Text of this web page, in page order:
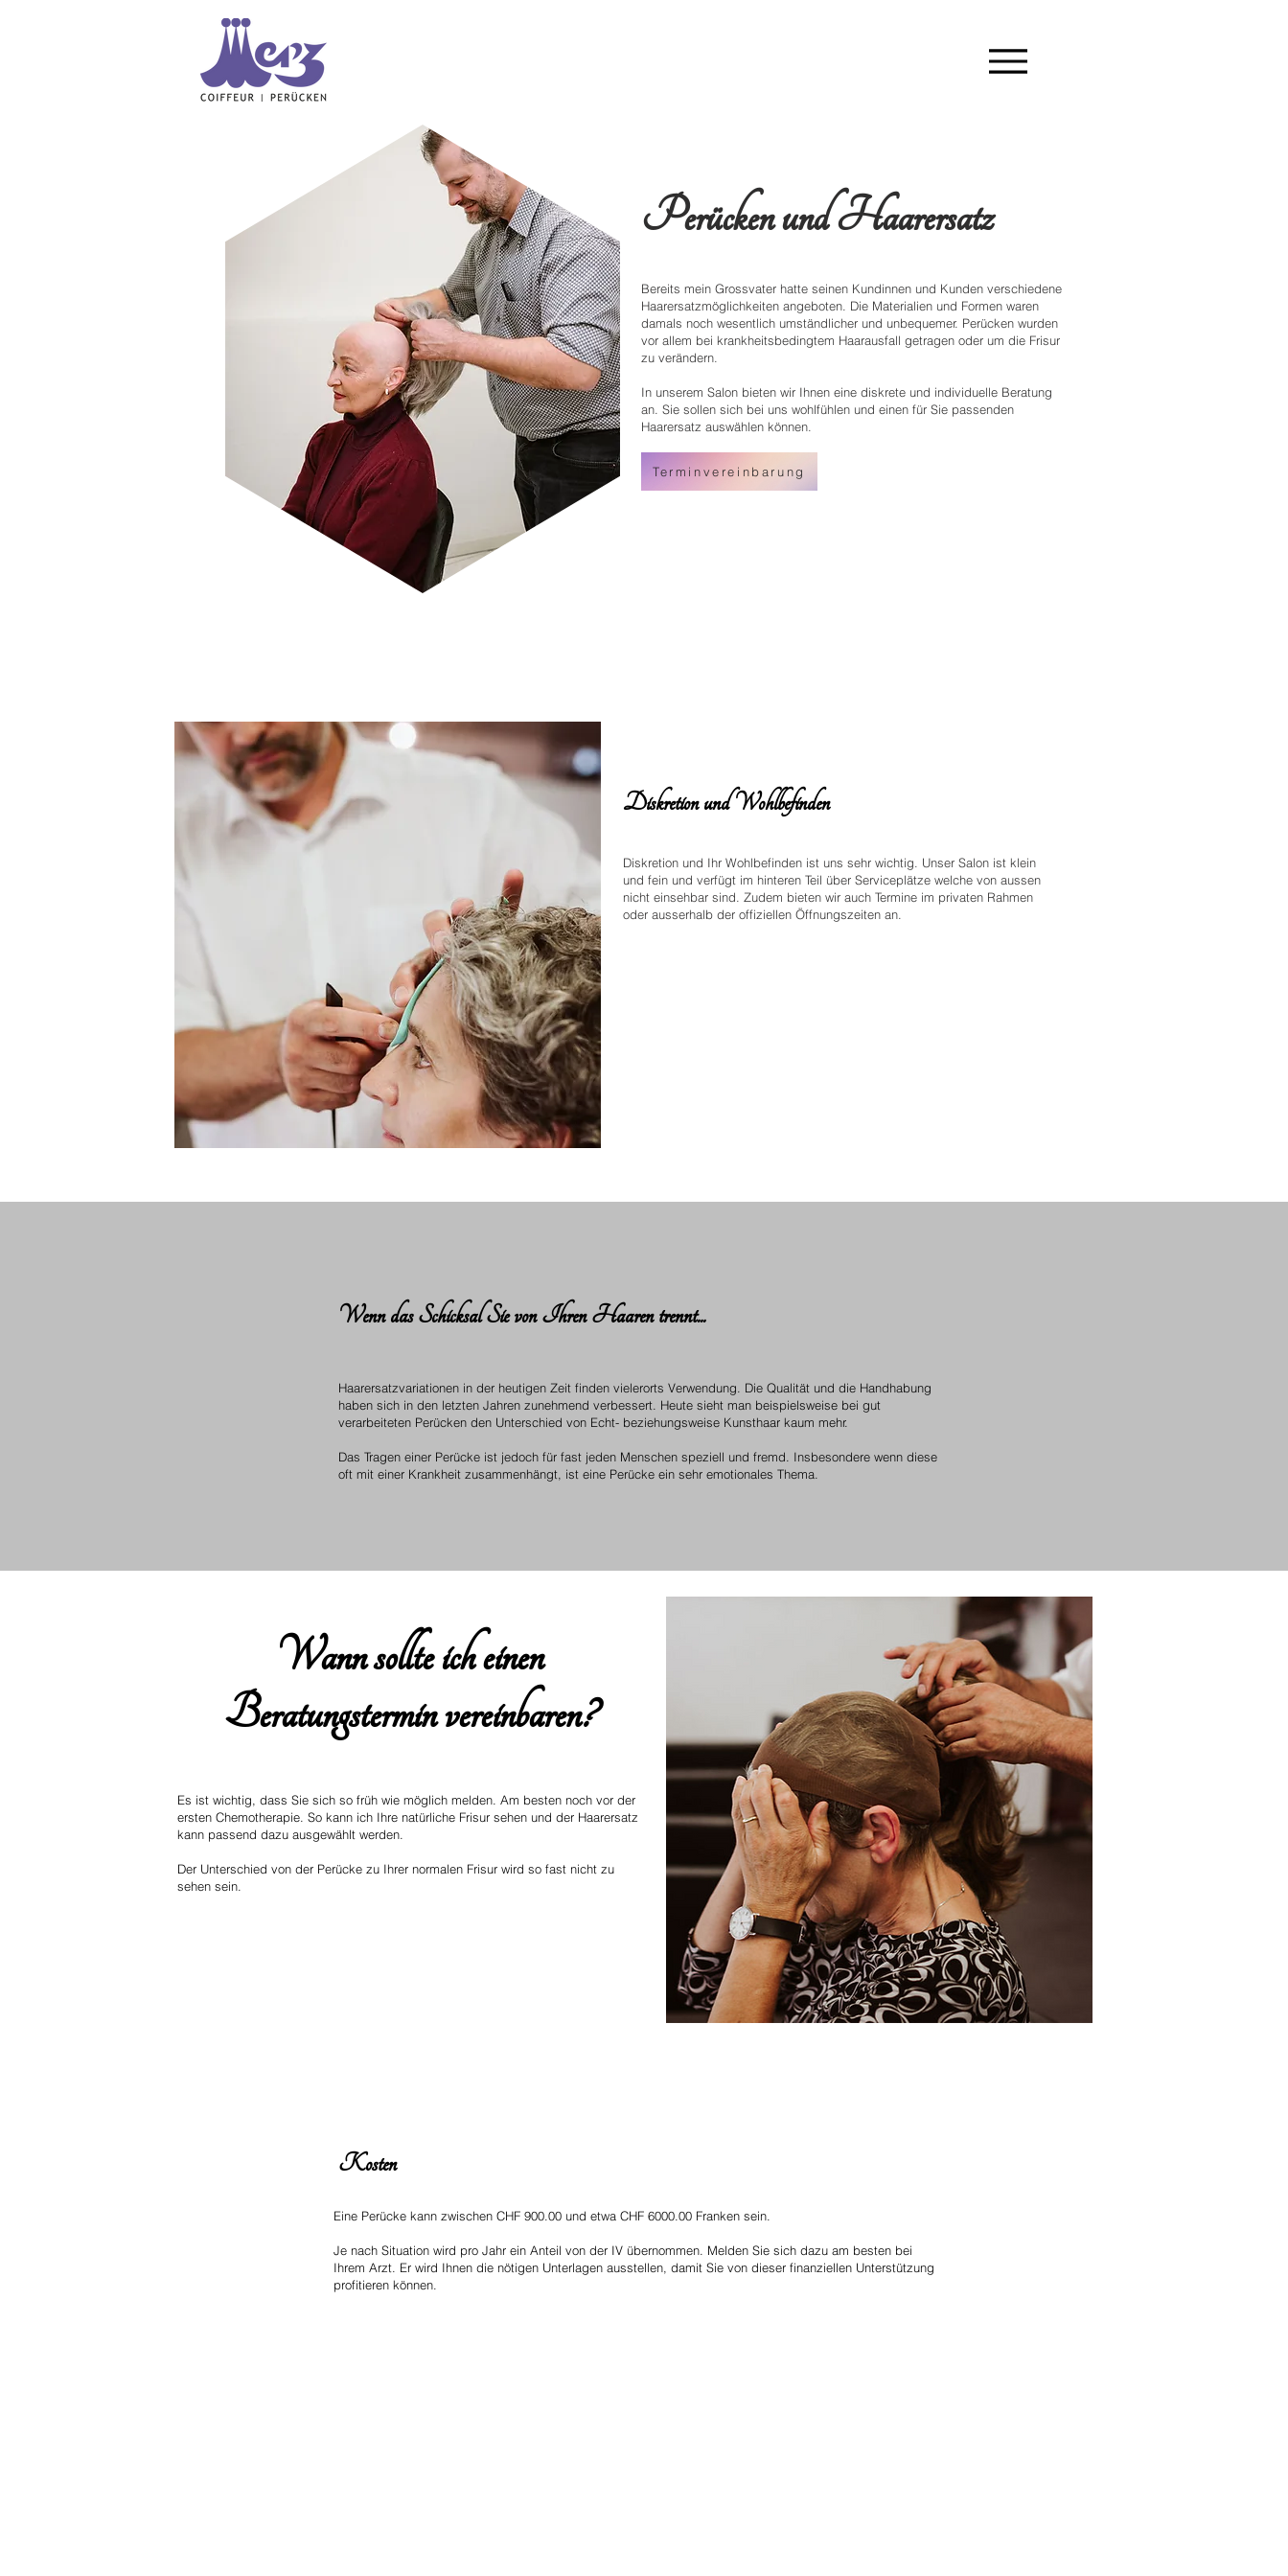
Perücken und Haarersatz
Bereits mein Grossvater hatte seinen Kundinnen und Kunden verschiedene
Haarersatzmöglichkeiten angeboten. Die Materialien und Formen waren
damals noch wesentlich umständlicher und unbequemer. Perücken wurden
vor allem bei krankheitsbedingtem Haarausfall getragen oder um die Frisur
zu verändern.
In unserem Salon bieten wir Ihnen eine diskrete und individuelle Beratung
an. Sie sollen sich bei uns wohlfühlen und einen für Sie passenden
Haarersatz auswählen können.
Terminvereinbarung
Diskretion und Wohlbefinden
Diskretion und Ihr Wohlbefinden ist uns sehr wichtig. Unser Salon ist klein
und fein und verfügt im hinteren Teil über Serviceplätze welche von aussen
nicht einsehbar sind. Zudem bieten wir auch Termine im privaten Rahmen
oder ausserhalb der offiziellen Öffnungszeiten an.
Wenn das Schicksal Sie von Ihren Haaren trennt...
Haarersatzvariationen in der heutigen Zeit finden vielerorts Verwendung. Die Qualität und die Handhabung
haben sich in den letzten Jahren zunehmend verbessert. Heute sieht man beispielsweise bei gut
verarbeiteten Perücken den Unterschied von Echt- beziehungsweise Kunsthaar kaum mehr.
Das Tragen einer Perücke ist jedoch für fast jeden Menschen speziell und fremd. Insbesondere wenn diese
oft mit einer Krankheit zusammenhängt, ist eine Perücke ein sehr emotionales Thema.
Wann sollte ich einen
Beratungstermin vereinbaren?
Es ist wichtig, dass Sie sich so früh wie möglich melden. Am besten noch vor der
ersten Chemotherapie. So kann ich Ihre natürliche Frisur sehen und der Haarersatz
kann passend dazu ausgewählt werden.
Der Unterschied von der Perücke zu Ihrer normalen Frisur wird so fast nicht zu
sehen sein.
Kosten
Eine Perücke kann zwischen CHF 900.00 und etwa CHF 6000.00 Franken sein.
Je nach Situation wird pro Jahr ein Anteil von der IV übernommen. Melden Sie sich dazu am besten bei
Ihrem Arzt. Er wird Ihnen die nötigen Unterlagen ausstellen, damit Sie von dieser finanziellen Unterstützung
profitieren können.